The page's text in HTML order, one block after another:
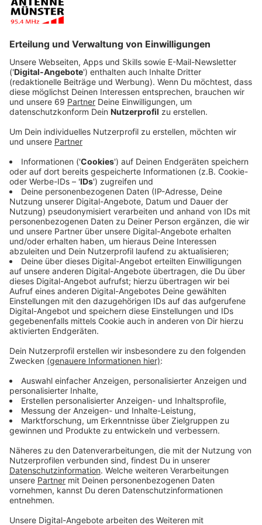
Das Foto zeigt v.l.n.r.: Dr. Jörg Bockow (Vorstand
Stiftung Bürger für Münster), Dietmar Dertwinkel
(Vorstand Volksbank im Münsterland eG), Karin Timmel
(Projektleiterin Bürgerpreis Münster) und Wilhelm
Weischer (Vorstandsvorsitzender Stiftung Bürger für
Münster).
Anzeige
Mit ihrem Bürgerpreis 2024 will die Stiftung Bürger für
Münster in diesem Jahr Projekte und Initiativen aus
unserer Stadt auszeichnen, die helfen, Trennendes zu
überwinden und die Brücken bauen. Bewerben können
sich ab sofort Vereine und Initiativen, die Brücken
bauen etwa zwischen verschiedenen Kulturen,
Religionen oder Generationen. Das können aber auch
Brücken zwischen verschiedenen Meinungen sein.
"Wenn wir Brücken bauen, können wir eine Welt
schaffen, in der Vielfalt als Bereicherung und nicht als
Bedrohung gesehen wird", sagt Wilhelm Weischer, der
Vorstandsvorsitzende der Stiftung Bürger für Münster.
Das geht zum Beispiel in Mehrgenerationen- und
Nachbarschaftsprojekten, aber auch in inklusiven
Projekten bei denen Menschen gemeinsam etwas
erleben. Der Bürgerpreis 2024 ist mit insgesamt 8.000
Euro dotiert. 5.000 Euro gibt es für den Bürgerpreis in
Gold. 2.000 für den Preis in Silber und 1.000 Euro für
Bronze. Die Preise werden am Dienstag, 26. November
bei einer feierlichen Veranstaltung im Rathaus
vergeben.
Anzeige